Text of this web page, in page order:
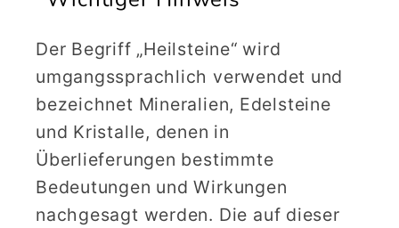
Der Begriff „Heilsteine“ wird
umgangssprachlich verwendet und
bezeichnet Mineralien, Edelsteine
und Kristalle, denen in
Überlieferungen bestimmte
Bedeutungen und Wirkungen
nachgesagt werden. Die auf dieser